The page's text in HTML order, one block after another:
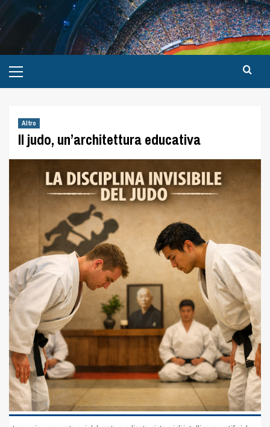
Altro
Il judo, un’architettura educativa